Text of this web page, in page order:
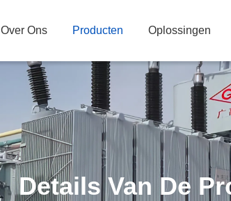
Over Ons Producten Oplossingen
Details Van De